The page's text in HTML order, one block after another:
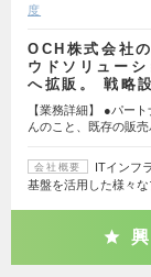
度
OCH株式会社
ウドソリュー
へ拡販。 戦略
【業務詳細】 ●パー
んのこと、既存の販
会社概要
ITインフ
基盤を活用した様々な